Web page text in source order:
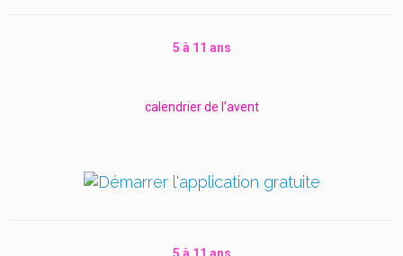
5 à 11 ans
calendrier de l’avent
5 à 11 ans